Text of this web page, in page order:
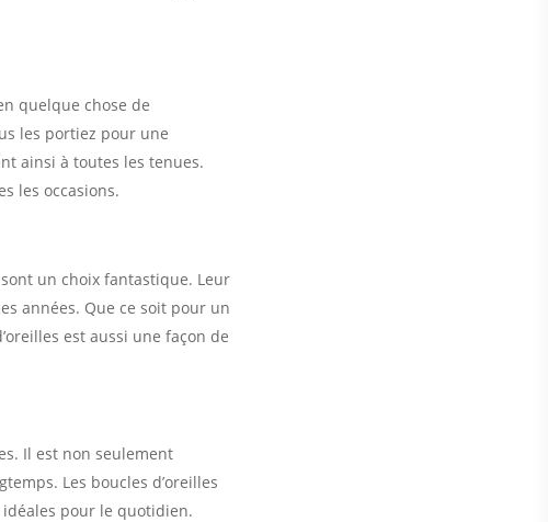
quelque chose de
les portiez pour une
ainsi à toutes les tenues.
les occasions.
un choix fantastique. Leur
années. Que ce soit pour un
est aussi une façon de
Il est non seulement
Les boucles d’oreilles
pour le quotidien.